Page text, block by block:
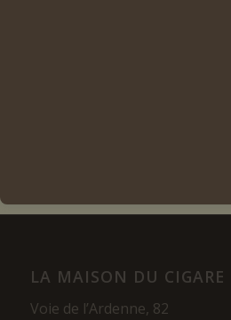
LA MAISON DU CIGARE
Voie de l’Ardenne, 82